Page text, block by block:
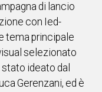
di lancio
con Ied-
tema principale
selezionato
ideato dal
Gerenzani, ed è